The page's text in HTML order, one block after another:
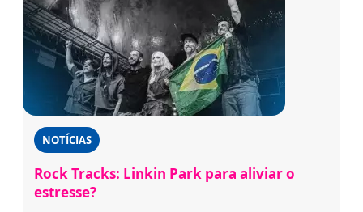
NOTÍCIAS
Rock Tracks: Linkin Park para aliviar o
estresse?